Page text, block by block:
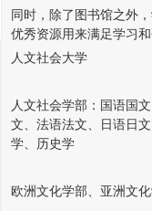
深圳国外文凭服
联系人：张老师
联系QQ：284788878
办理微信: 284788878
白石洲西区B16栋
同时，除了图书馆之外
优秀资源用来满足学习和
人文社会大学
人文社会学部：国语国
文、法语法文、日语日
学、历史学
欧洲文化学部、亚洲文